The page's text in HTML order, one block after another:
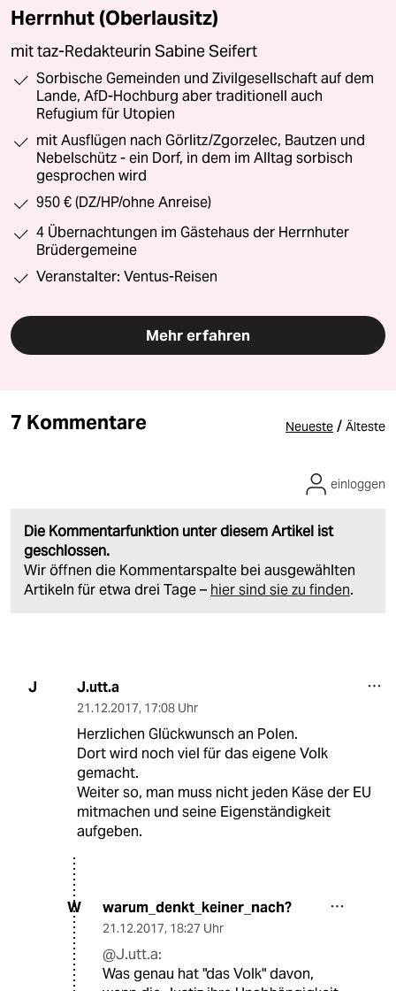
Herrnhut (Oberlausitz)
mit taz-Redakteurin Sabine Seifert
Sorbische Gemeinden und Zivilgesellschaft auf dem
Lande, AfD-Hochburg aber traditionell auch
Refugium für Utopien
mit Ausflügen nach Görlitz/Zgorzelec, Bautzen und
Nebelschütz - ein Dorf, in dem im Alltag sorbisch
gesprochen wird
950 € (DZ/HP/ohne Anreise)
4 Übernachtungen im Gästehaus der Herrnhuter
Brüdergemeine
Veranstalter: Ventus-Reisen
Mehr erfahren
7 Kommentare Neueste / Älteste
Die Kommentarfunktion unter diesem Artikel ist
geschlossen.
Wir öffnen die Kommentarspalte bei ausgewählten
Artikeln für etwa drei Tage – hier sind sie zu finden.
einloggen
J J.utt.a
21.12.2017, 17:08 Uhr
Herzlichen Glückwunsch an Polen.
Dort wird noch viel für das eigene Volk
gemacht.
Weiter so, man muss nicht jeden Käse der EU
mitmachen und seine Eigenständigkeit
aufgeben.
W warum_denkt_keiner_nach?
21.12.2017, 18:27 Uhr
@J.utt.a:
Was genau hat "das Volk" davon,